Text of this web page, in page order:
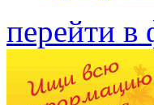
перейти в